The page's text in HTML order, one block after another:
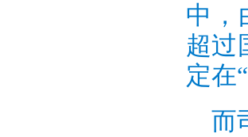
中，
超过
定在
而